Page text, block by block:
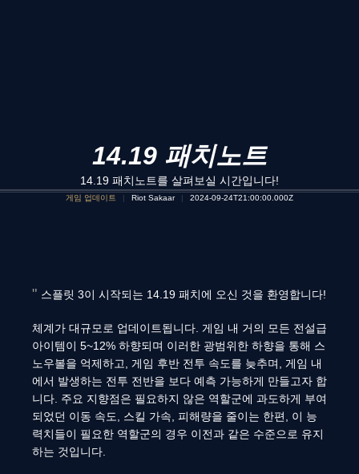
14.19 패치노트
14.19 패치노트를 살펴보실 시간입니다!
게임 업데이트 Riot Sakaar 2024-09-24T21:00:00.000Z
스플릿 3이 시작되는 14.19 패치에 오신 것을 환영합니다!
체계가 대규모로 업데이트됩니다. 게임 내 거의 모든 전설급
아이템이 5~12% 하향되며 이러한 광범위한 하향을 통해 스
노우볼을 억제하고, 게임 후반 전투 속도를 늦추며, 게임 내
에서 발생하는 전투 전반을 보다 예측 가능하게 만들고자 합
니다. 주요 지향점은 필요하지 않은 역할군에 과도하게 부여
되었던 이동 속도, 스킬 가속, 피해량을 줄이는 한편, 이 능
력치들이 필요한 역할군의 경우 이전과 같은 수준으로 유지
하는 것입니다.